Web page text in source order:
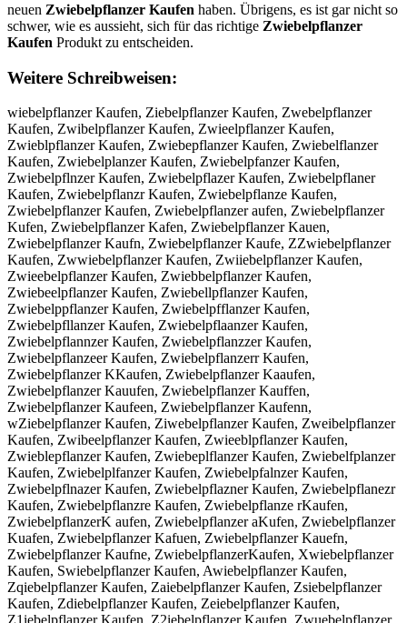
neuen Zwiebelpflanzer Kaufen haben. Übrigens, es ist gar nicht so
schwer, wie es aussieht, sich für das richtige Zwiebelpflanzer
Kaufen Produkt zu entscheiden.
Weitere Schreibweisen:
wiebelpflanzer Kaufen, Ziebelpflanzer Kaufen, Zwebelpflanzer Kaufen, Zwibelpflanzer Kaufen, Zwieelpflanzer Kaufen, Zwieblpflanzer Kaufen, Zwiebepflanzer Kaufen, Zwiebelflanzer Kaufen, Zwiebelplanzer Kaufen, Zwiebelpfanzer Kaufen, Zwiebelpflnzer Kaufen, Zwiebelpflazer Kaufen, Zwiebelpflaner Kaufen, Zwiebelpflanzr Kaufen, Zwiebelpflanze Kaufen, Zwiebelpflanzer Kaufen, Zwiebelpflanzer aufen, Zwiebelpflanzer Kufen, Zwiebelpflanzer Kafen, Zwiebelpflanzer Kauen, Zwiebelpflanzer Kaufn, Zwiebelpflanzer Kaufe, ZZwiebelpflanzer Kaufen, Zwwiebelpflanzer Kaufen, Zwiiebelpflanzer Kaufen, Zwieebelpflanzer Kaufen, Zwiebbelpflanzer Kaufen, Zwiebeelpflanzer Kaufen, Zwiebellpflanzer Kaufen, Zwiebelppflanzer Kaufen, Zwiebelpfflanzer Kaufen, Zwiebelpfllanzer Kaufen, Zwiebelpflaanzer Kaufen, Zwiebelpflannzer Kaufen, Zwiebelpflanzzer Kaufen, Zwiebelpflanzeer Kaufen, Zwiebelpflanzerr Kaufen, Zwiebelpflanzer KKaufen, Zwiebelpflanzer Kaaufen, Zwiebelpflanzer Kauufen, Zwiebelpflanzer Kauffen, Zwiebelpflanzer Kaufeen, Zwiebelpflanzer Kaufenn, wZiebelpflanzer Kaufen, Ziwebelpflanzer Kaufen, Zweibelpflanzer Kaufen, Zwibeelpflanzer Kaufen, Zwieeblpflanzer Kaufen, Zwieblepflanzer Kaufen, Zwiebeplflanzer Kaufen, Zwiebelfplanzer Kaufen, Zwiebelplfanzer Kaufen, Zwiebelpfalnzer Kaufen, Zwiebelpflnazer Kaufen, Zwiebelpflazner Kaufen, Zwiebelpflanezr Kaufen, Zwiebelpflanzre Kaufen, Zwiebelpflanze rKaufen, ZwiebelpflanzerK aufen, Zwiebelpflanzer aKufen, Zwiebelpflanzer Kuafen, Zwiebelpflanzer Kafuen, Zwiebelpflanzer Kauefn, Zwiebelpflanzer Kaufne, ZwiebelpflanzerKaufen, Xwiebelpflanzer Kaufen, Swiebelpflanzer Kaufen, Awiebelpflanzer Kaufen, Zqiebelpflanzer Kaufen, Zaiebelpflanzer Kaufen, Zsiebelpflanzer Kaufen, Zdiebelpflanzer Kaufen, Zeiebelpflanzer Kaufen, Z1iebelpflanzer Kaufen, Z2iebelpflanzer Kaufen, Zwuebelpflanzer Kaufen, Zwjebelpflanzer Kaufen, Zwkebelpflanzer Kaufen, Zwlebelpflanzer Kaufen, Zwoebelpflanzer Kaufen, Zw8ebelpflanzer Kaufen, Zw9ebelpflanzer Kaufen, Zwiwbelpflanzer Kaufen, Zwisbelpflanzer Kaufen, Zwidbelpflanzer Kaufen, Zwifbelpflanzer Kaufen, Zwirbelpflanzer Kaufen, Zwi3belpflanzer Kaufen, Zwi4belpflanzer Kaufen, Zwie elpflanzer Kaufen, Zwievelpflanzer Kaufen, Zwiefelpflanzer Kaufen, Zwiegelpflanzer Kaufen, Zwiehelpflanzer Kaufen, Zwienelpflanzer Kaufen, Zwiebwlpflanzer Kaufen, Zwiebslpflanzer Kaufen, Zwiebdlpflanzer Kaufen, Zwiebflpflanzer Kaufen, Zwiebrlpflanzer Kaufen, Zwieb3lpflanzer Kaufen, Zwieb4lpflanzer Kaufen, Zwiebeppflanzer Kaufen, Zwiebeopflanzer Kaufen, Zwiebeipflanzer Kaufen, Zwiebekpflanzer Kaufen, Zwiebempflanzer Kaufen, Zwiebeloflanzer Kaufen, Zwiebellflanzer Kaufen, Zwiebelöflanzer Kaufen, Zwiebelüflanzer Kaufen, Zwiebel0flanzer Kaufen, Zwiebelßflanzer Kaufen, Zwiebelpclanzer Kaufen, Zwiebelpdlanzer Kaufen, Zwiebelpelanzer Kaufen, Zwiebelprlanzer Kaufen, Zwiebelptlanzer Kaufen, Zwiebelpglanzer Kaufen, Zwiebelpblanzer Kaufen, Zwiebelpvlanzer Kaufen, Zwiebelpfpanzer Kaufen, Zwiebelpfoanzer Kaufen, Zwiebelpfianzer Kaufen, Zwiebelpfkanzer Kaufen, Zwiebelpfmanzer Kaufen, Zwiebelpflqnzer Kaufen, Zwiebelpflwnzer Kaufen, Zwiebelpflznzer Kaufen, Zwiebelpflxnzer Kaufen, Zwiebelpfla zer Kaufen, Zwiebelpflabzer Kaufen, Zwiebelpflagzer Kaufen, Zwiebelpflahzer Kaufen, Zwiebelpflajzer Kaufen, Zwiebelpflamzer Kaufen, Zwiebelpflanxer Kaufen, Zwiebelpflanser Kaufen, Zwiebelpflanaer Kaufen, Zwiebelpflanzwr Kaufen, Zwiebelpflanzsr Kaufen, Zwiebelpflanzdr Kaufen, Zwiebelpflanzfr Kaufen, Zwiebelpflanzrr Kaufen, Zwiebelpflanz3r Kaufen, Zwiebelpflanz4r Kaufen, Zwiebelpflanzee Kaufen, Zwiebelpflanzed Kaufen, Zwiebelpflanzef Kaufen, Zwiebelpflanzeg Kaufen, Zwiebelpflanzet Kaufen, Zwiebelpflanze4 Kaufen, Zwiebelpflanze5 Kaufen, Zwiebelpflanzer Uaufen, Zwiebelpflanzer Jaufen, Zwiebelpflanzer Maufen, Zwiebelpflanzer Laufen, Zwiebelpflanzer Oaufen, Zwiebelpflanzer Kqufen, Zwiebelpflanzer Kwufen, Zwiebelpflanzer Kzufen, Zwiebelpflanzer Kxufen, Zwiebelpflanzer Kayfen, Zwiebelpflanzer Kahfen, Zwiebelpflanzer Kajfen, Zwiebelpflanzer Kakfen, Zwiebelpflanzer Kaifen, Zwiebelpflanzer Ka7fen, Zwiebelpflanzer Ka8fen, Zwiebelpflanzer Kaucen, Zwiebelpflanzer Kauden, Zwiebelpflanzer Kaueen, Zwiebelpflanzer Kauren, Zwiebelpflanzer Kauten, Zwiebelpflanzer Kaugen, Zwiebelpflanzer Kauben, Zwiebelpflanzer Kauven, Zwiebelpflanzer Kaufwn, Zwiebelpflanzer Kaufsn, Zwiebelpflanzer Kaufdn, Zwiebelpflanzer Kauffn, Zwiebelpflanzer Kaufrn, Zwiebelpflanzer Kauf3n, Zwiebelpflanzer Kauf4n, Zwiebelpflanzer Kaufe , Zwiebelpflanzer Kaufeb, Zwiebelpflanzer Kaufeg, Zwiebelpflanzer Kaufeh, Zwiebelpflanzer Kaufej, Zwiebelpflanzer Kaufem, XZwiebelpflanzer Kaufen, ZXwiebelpflanzer Kaufen, SZwiebelpflanzer Kaufen, ZSwiebelpflanzer Kaufen, AZwiebelpflanzer Kaufen, ZAwiebelpflanzer Kaufen, Zqwiebelpflanzer Kaufen, Zwqiebelpflanzer Kaufen, Zawiebelpflanzer Kaufen, Zwaiebelpflanzer Kaufen, Zswiebelpflanzer Kaufen, Zwsiebelpflanzer Kaufen, Zdwiebelpflanzer Kaufen, Zwdiebelpflanzer Kaufen, Zewiebelpflanzer Kaufen, Zweiebelpflanzer Kaufen, Z1wiebelpflanzer Kaufen, Zw1iebelpflanzer Kaufen, Z2wiebelpflanzer Kaufen, Zw2iebelpflanzer Kaufen, Zwuiebelpflanzer Kaufen, Zwiuebelpflanzer Kaufen, Zwjiebelpflanzer Kaufen, Zwijebelpflanzer Kaufen, Zwkiebelpflanzer Kaufen, Zwikebelpflanzer Kaufen, Zwliebelpflanzer Kaufen, Zwilebelpflanzer Kaufen, Zwoiebelpflanzer Kaufen, Zwioebelpflanzer Kaufen, Zw8iebelpflanzer Kaufen, Zwi8ebelpflanzer Kaufen, Zw9iebelpflanzer Kaufen, Zwi9ebelpflanzer Kaufen, Zwiwebelpflanzer Kaufen, Zwiewbelpflanzer Kaufen, Zwisebelpflanzer Kaufen, Zwiesbelpflanzer Kaufen, Zwidebelpflanzer Kaufen, Zwiedbelpflanzer Kaufen, Zwifebelpflanzer Kaufen, Zwiefbelpflanzer Kaufen, Zwirebelpflanzer Kaufen, Zwierbelpflanzer Kaufen, Zwi3ebelpflanzer Kaufen, Zwie3belpflanzer Kaufen, Zwi4ebelpflanzer Kaufen, Zwie4belpflanzer Kaufen, Zwie belpflanzer Kaufen, Zwieb elpflanzer Kaufen, Zwievbelpflanzer Kaufen, Zwiebvelpflanzer Kaufen, Zwiebfelpflanzer Kaufen, Zwiegbelpflanzer Kaufen, Zwiebgelpflanzer Kaufen, Zwiehbelpflanzer Kaufen, Zwiebhelpflanzer Kaufen, Zwienbelpflanzer Kaufen, Zwiebnelpflanzer Kaufen, Zwiebwelpflanzer Kaufen, Zwiebewlpflanzer Kaufen, Zwiebselpflanzer Kaufen, Zwiebeslpflanzer Kaufen, Zwiebdelpflanzer Kaufen, Zwiebedlpflanzer Kaufen, Zwiebeflpflanzer Kaufen, Zwiebrelpflanzer Kaufen, Zwieberlpflanzer Kaufen, Zwieb3elpflanzer Kaufen, Zwiebe3lpflanzer Kaufen, Zwieb4elpflanzer Kaufen, Zwiebe4lpflanzer Kaufen, Zwiebeplpflanzer Kaufen, Zwiebeolpflanzer Kaufen, Zwiebelopflanzer Kaufen, Zwiebeilpflanzer Kaufen, Zwiebelipflanzer Kaufen, Zwiebeklpflanzer Kaufen, Zwiebelkpflanzer Kaufen, Zwiebemlpflanzer Kaufen, Zwiebelmpflanzer Kaufen, Zwiebelpoflanzer Kaufen, Zwiebelplflanzer Kaufen, Zwiebelöpflanzer Kaufen, Zwiebelpöflanzer Kaufen, Zwiebelüpflanzer Kaufen, Zwiebelpüflanzer Kaufen, Zwiebel0pflanzer Kaufen, Zwiebelp0flanzer Kaufen, Zwiebelßpflanzer Kaufen, Zwiebelpßflanzer Kaufen, Zwiebelpcflanzer Kaufen, Zwiebelpfclanzer Kaufen, Zwiebelpdflanzer Kaufen, Zwiebelpfdlanzer Kaufen, Zwiebelpeflanzer Kaufen, Zwiebelpfelanzer Kaufen, Zwiebelprflanzer Kaufen, Zwiebelpfrlanzer Kaufen, Zwiebelptflanzer Kaufen, Zwiebelpftlanzer Kaufen, Zwiebelpgflanzer Kaufen, Zwiebelpfglanzer Kaufen, Zwiebelpbflanzer Kaufen, Zwiebelpfblanzer Kaufen, Zwiebelpvflanzer Kaufen, Zwiebelpfvlanzer Kaufen, Zwiebelpfplanzer Kaufen, Zwiebelpflpanzer Kaufen, Zwiebelpfolanzer Kaufen, Zwiebelpfloanzer Kaufen, Zwiebelpfilanzer Kaufen, Zwiebelpflianzer Kaufen, Zwiebelpfklanzer Kaufen, Zwiebelpflkanzer Kaufen, Zwiebelpfmlanzer Kaufen, Zwiebelpflmanzer Kaufen, Zwiebelpflqanzer Kaufen, Zwiebelpflaqnzer Kaufen, Zwiebelpflwanzer Kaufen, Zwiebelpflawnzer Kaufen, Zwiebelpflzanzer Kaufen, Zwiebelpflaznzer Kaufen, Zwiebelpflxanzer Kaufen, Zwiebelpflaxnzer Kaufen, Zwiebelpfla nzer Kaufen, Zwiebelpflan zer Kaufen, Zwiebelpflabnzer Kaufen, Zwiebelpflanbzer Kaufen, Zwiebelpflagnzer Kaufen, Zwiebelpflangzer Kaufen, Zwiebelpflahnzer Kaufen, Zwiebelpflanhzer Kaufen, Zwiebelpflajnzer Kaufen, Zwiebelpflanjzer Kaufen, Zwiebelpflamnzer Kaufen, Zwiebelpflanmzer Kaufen, Zwiebelpflanxzer Kaufen, Zwiebelpflanzxer Kaufen, Zwiebelpflanszer Kaufen, Zwiebelpflanzser Kaufen, Zwiebelpflanazer Kaufen, Zwiebelpflanzaer Kaufen, Zwiebelpflanzwer Kaufen, Zwiebelpflanzewr Kaufen, Zwiebelpflanzesr Kaufen, Zwiebelpflanzder Kaufen, Zwiebelpflanzedr Kaufen, Zwiebelpflanzfer Kaufen, Zwiebelpflanzefr Kaufen, Zwiebelpflanzrer Kaufen, Zwiebelpflanz3er Kaufen, Zwiebelpflanze3r Kaufen, Zwiebelpflanz4er Kaufen, Zwiebelpflanze4r Kaufen, Zwiebelpflanzere Kaufen, Zwiebelpflanzerd Kaufen, Zwiebelpflanzerf Kaufen, Zwiebelpflanzegr Kaufen, Zwiebelpflanzerg Kaufen, Zwiebelpflanzetr Kaufen, Zwiebelpflanzert Kaufen, Zwiebelpflanzer4 Kaufen, Zwiebelpflanze5r Kaufen, Zwiebelpflanzer5 Kaufen, Zwiebelpflanzer UKaufen, Zwiebelpflanzer KUaufen, Zwiebelpflanzer JKaufen, Zwiebelpflanzer KJaufen, Zwiebelpflanzer MKaufen, Zwiebelpflanzer KMaufen, Zwiebelpflanzer LKaufen, Zwiebelpflanzer KLaufen, Zwiebelpflanzer OKaufen, Zwiebelpflanzer KOaufen, Zwiebelpflanzer Kqaufen, Zwiebelpflanzer Kaqufen, Zwiebelpflanzer Kwaufen, Zwiebelpflanzer Kawufen, Zwiebelpflanzer Kzaufen, Zwiebelpflanzer Kazufen, Zwiebelpflanzer Kxaufen, Zwiebelpflanzer Kaxufen, Zwiebelpflanzer Kayufen, Zwiebelpflanzer Kauyfen, Zwiebelpflanzer Kahufen, Zwiebelpflanzer Kauhfen, Zwiebelpflanzer Kajufen, Zwiebelpflanzer Kaujfen, Zwiebelpflanzer Kakufen, Zwiebelpflanzer Kaukfen, Zwiebelpflanzer Kaiufen, Zwiebelpflanzer Kauifen, Zwiebelpflanzer Ka7ufen, Zwiebelpflanzer Kau7fen, Zwiebelpflanzer Ka8ufen, Zwiebelpflanzer Kau8fen, Zwiebelpflanzer Kaucfen, Zwiebelpflanzer Kaufcen, Zwiebelpflanzer Kaudfen, Zwiebelpflanzer Kaufden, Zwiebelpflanzer Kauefen, Zwiebelpflanzer Kaurfen, Zwiebelpflanzer Kaufren, Zwiebelpflanzer Kautfen, Zwiebelpflanzer Kauften, Zwiebelpflanzer Kaugfen, Zwiebelpflanzer Kaufgen, Zwiebelpflanzer Kaubfen, Zwiebelpflanzer Kaufben, Zwiebelpflanzer Kauvfen, Zwiebelpflanzer Kaufven, Zwiebelpflanzer Kaufwen, Zwiebelpflanzer Kaufewn, Zwiebelpflanzer Kaufsen, Zwiebelpflanzer Kaufesn, Zwiebelpflanzer Kaufedn, Zwiebelpflanze